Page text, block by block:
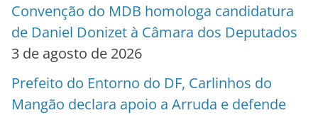
Convenção do MDB homologa candidatura
de Daniel Donizet à Câmara dos Deputados
3 de agosto de 2026
Prefeito do Entorno do DF, Carlinhos do
Mangão declara apoio a Arruda e defende